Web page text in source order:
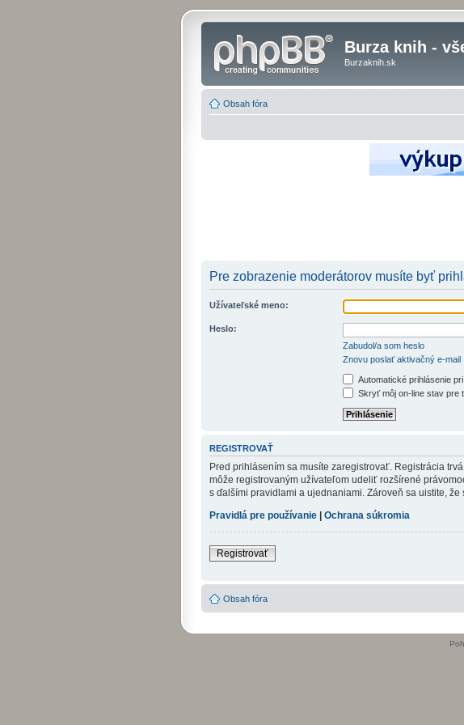
Burza knih -
Burzaknih.sk
Obsah fóra
Pre zobrazenie moderátorov musíte byť
Užívateľské meno:
Heslo:
Zabudol/a som heslo
Znovu poslať aktivačný e-mail
Automatické prihlásenie
Skryť môj on-line stav pre
REGISTROVAŤ
Pred prihlásením sa musíte zaregistrovať. Registrácia
môže registrovaným užívateľom udeliť rozšírené
s ďalšími pravidlami a ujednaniami. Zároveň sa uistite,
Pravidlá pre používanie
Ochrana súkromia
Registrovať
Obsah fóra